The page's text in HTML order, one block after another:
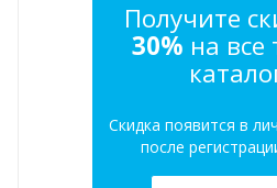
Получите
30% на все
Скидка появится в
после